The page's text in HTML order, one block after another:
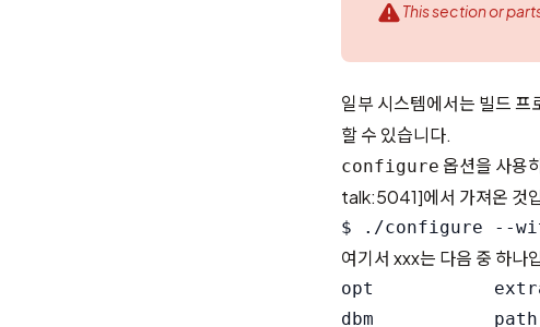
This section or
일부 시스템에서는 빌드
할 수 있습니다.
configure 옵션을 사용
talk:5041]에서 가져온 것
여기서 xxx는 다음 중 하나
opt           extra
dbm           path